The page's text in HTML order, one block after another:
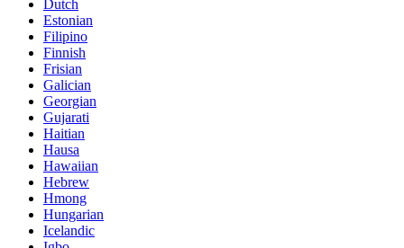
Dutch
Estonian
Filipino
Finnish
Frisian
Galician
Georgian
Gujarati
Haitian
Hausa
Hawaiian
Hebrew
Hmong
Hungarian
Icelandic